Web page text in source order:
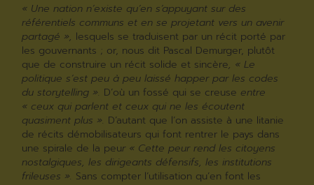
« Une nation n’existe qu’en s’appuyant sur des
référentiels communs et en se projetant vers un avenir
partagé », lesquels se traduisent par un récit porté par
les gouvernants ; or, nous dit Pascal Demurger, plutôt
que de construire un récit solide et sincère, « Le
politique s’est peu à peu laissé happer par les codes
du storytelling ». D’où un fossé qui se creuse entre
« ceux qui parlent et ceux qui ne les écoutent
quasiment plus ». D’autant que l’on assiste à une litanie
de récits démobilisateurs qui font rentrer le pays dans
une spirale de la peur « Cette peur rend les citoyens
nostalgiques, les dirigeants défensifs, les institutions
frileuses ». Sans compter l’utilisation qu’en font les